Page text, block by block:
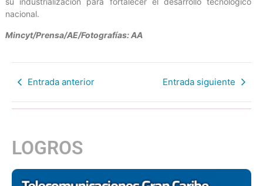
nacional.
Mincyt/Prensa/AE/Fotografías: AA
Entrada anterior Entrada siguiente
LOGROS